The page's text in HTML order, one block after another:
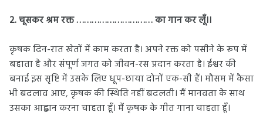
2. चूसकर श्रम रक्त ………………………… का गान कर लूँ।।
कृषक दिन-रात खेतों में काम करता है। अपने रक्त को पसीने के रूप में
बहाता है और संपूर्ण जगत को जीवन-रस प्रदान करता है। ईश्वर की
बनाई इस सृष्टि में उसके लिए धूप-छाया दोनों एक-सी हैं। मौसम में कैसा
भी बदलाव आए, कृषक की स्थिति नहीं बदलती। मैं मानवता के साथ
उसका आह्वान करना चाहता हूँ। मैं कृषक के गीत गाना चाहता हूँ।